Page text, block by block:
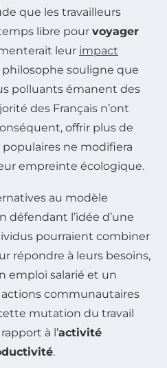
que les travailleurs
libre pour voyager
leur impact
philosophe souligne que
polluants émanent des
des Français n’ont
offrir plus de
ne modifiera
empreinte écologique.
au modèle
défendant l’idée d’une
pourraient combiner
répondre à leurs besoins,
emploi salarié et un
communautaires
mutation du travail
à l’activité
.